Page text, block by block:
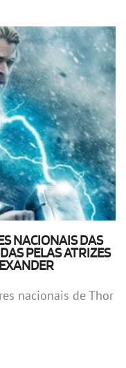
NACIONAIS DAS
PELAS ATRIZES
nacionais de Thor